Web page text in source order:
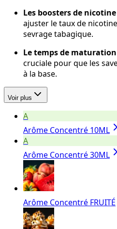
Les boosters de nicotine
ajuster le taux de
sevrage tabagique.
Le temps de maturation
cruciale pour que les
à la base.
Voir plus
A
Arôme Concentré 10ML
A
Arôme Concentré 30ML
Arôme Concentré FRUITÉ